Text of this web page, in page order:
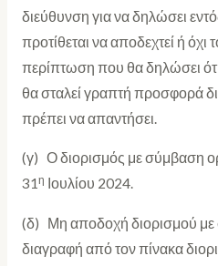
διεύθυνση για να δηλώσει
προτίθεται να αποδεχτεί ή όχι
περίπτωση που θα δηλώσει ότι
θα σταλεί γραπτή προσφορά
πρέπει να απαντήσει.
(γ) Ο διορισμός με σύμβαση
31η Ιουλίου 2024.
(δ) Μη αποδοχή διορισμού με
διαγραφή από τον πίνακα